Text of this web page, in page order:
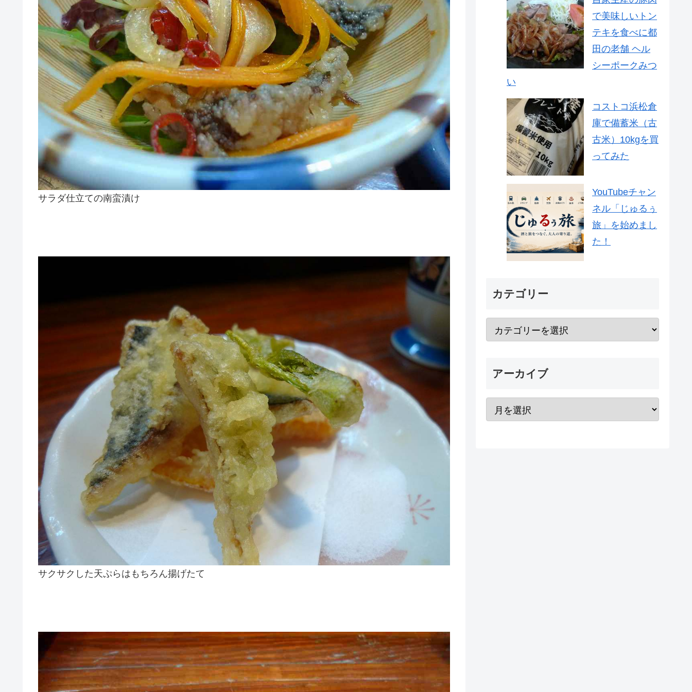
サラダ仕立ての南蛮漬け
サクサクした天ぷらはもちろん揚げたて
で美味しいトン
テキを食べに都
田の老舗 ヘル
シーポークみつ
い
コストコ浜松倉
庫で備蓄米（古
古米）10kgを買
ってみた
YouTubeチャン
ネル「じゅるぅ
旅」を始めまし
た！
カテゴリー
アーカイブ